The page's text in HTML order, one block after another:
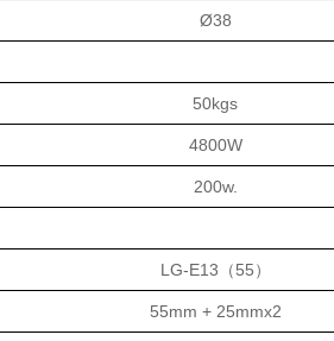
Ø38
50kgs
4800W
200w.
LG-E13（55）
55mm + 25mmx2